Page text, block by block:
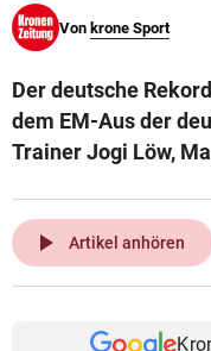
© Krone Multimedia
Von krone Sport
Der deutsche
dem EM-Aus der
Trainer Jogi Löw,
play_arrow Artikel anhören